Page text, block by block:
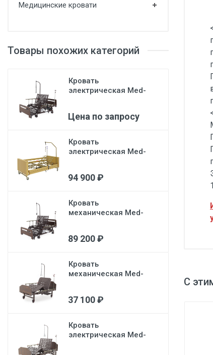
Прачечное оборудование
Медицинские кровати
Товары похожих категорий
Кровать
электрическая Med-
Цена по запросу
Кровать
электрическая Med-
94 900 ₽
Кровать
механическая Med-
89 200 ₽
Кровать
механическая Med-
37 100 ₽
Кровать
электрическая Med-
С